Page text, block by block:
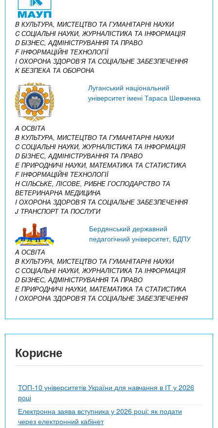
B КУЛЬТУРА, МИСТЕЦТВО ТА ГУМАНІТАРНІ НАУКИ
C СОЦІАЛЬНІ НАУКИ, ЖУРНАЛІСТИКА ТА ІНФОРМАЦІЯ
D БІЗНЕС, АДМІНІСТРУВАННЯ ТА ПРАВО
F ІНФОРМАЦІЙНІ ТЕХНОЛОГІЇ
I ОХОРОНА ЗДОРОВ’Я ТА СОЦІАЛЬНЕ ЗАБЕЗПЕЧЕННЯ
K БЕЗПЕКА ТА ОБОРОНА
Луганський національний
університет імені Тараса Шевченка
A ОСВІТА
B КУЛЬТУРА, МИСТЕЦТВО ТА ГУМАНІТАРНІ НАУКИ
C СОЦІАЛЬНІ НАУКИ, ЖУРНАЛІСТИКА ТА ІНФОРМАЦІЯ
D БІЗНЕС, АДМІНІСТРУВАННЯ ТА ПРАВО
E ПРИРОДНИЧІ НАУКИ, МАТЕМАТИКА ТА СТАТИСТИКА
F ІНФОРМАЦІЙНІ ТЕХНОЛОГІЇ
H СІЛЬСЬКЕ, ЛІСОВЕ, РИБНЕ ГОСПОДАРСТВО ТА
ВЕТЕРИНАРНА МЕДИЦИНА
I ОХОРОНА ЗДОРОВ’Я ТА СОЦІАЛЬНЕ ЗАБЕЗПЕЧЕННЯ
J ТРАНСПОРТ ТА ПОСЛУГИ
Бердянський державний
педагогічний університет, БДПУ
A ОСВІТА
B КУЛЬТУРА, МИСТЕЦТВО ТА ГУМАНІТАРНІ НАУКИ
C СОЦІАЛЬНІ НАУКИ, ЖУРНАЛІСТИКА ТА ІНФОРМАЦІЯ
D БІЗНЕС, АДМІНІСТРУВАННЯ ТА ПРАВО
E ПРИРОДНИЧІ НАУКИ, МАТЕМАТИКА ТА СТАТИСТИКА
I ОХОРОНА ЗДОРОВ’Я ТА СОЦІАЛЬНЕ ЗАБЕЗПЕЧЕННЯ
Корисне
ТОП-10 університетів України для навчання в ІТ у 2026
році
Електронна заява вступника у 2026 році: як подати
через електронний кабінет